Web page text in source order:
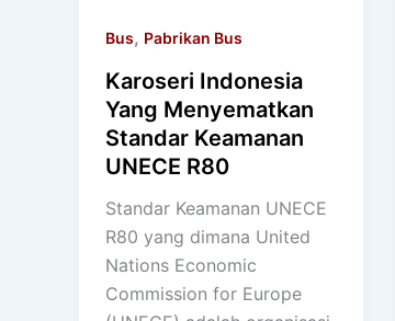
Bus, Pabrikan Bus
Karoseri Indonesia
Yang Menyematkan
Standar Keamanan
UNECE R80
Standar Keamanan UNECE
R80 yang dimana United
Nations Economic
Commission for Europe